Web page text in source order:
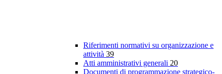
Riferimenti normativi su organizzazione e
attività 39
Atti amministrativi generali 20
Documenti di programmazione strategico-